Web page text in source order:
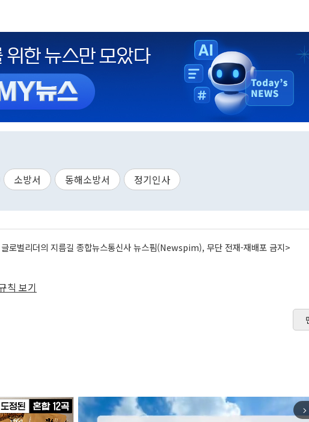
소방서 동해소방서 정기인사
로벌리더의 지름길 종합뉴스통신사 뉴스핌(Newspim), 무단 전재-재배포 금지>
칙 보기
arrow_forward_ios